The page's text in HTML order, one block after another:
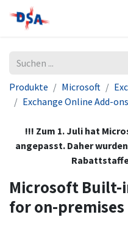
Produkte Microsoft
Exchange Online Add-ons
!!! Zum 1. Juli hat
angepasst. Daher
Microsoft Built-
for on-